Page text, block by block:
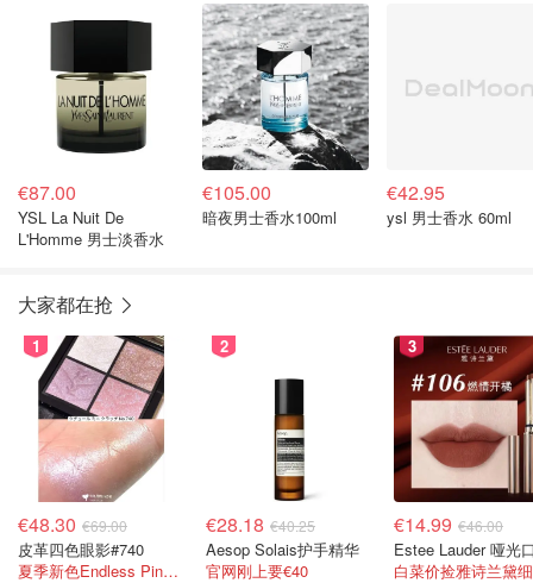
€87.00
YSL La Nuit De
L'Homme 男士淡香水
€105.00
暗夜男士香水100ml
€42.95
ysl 男士香水 60ml
大家都在抢
1
€48.30 €69.00
皮革四色眼影#740
夏季新色Endless Pink 非常仙的亮片盘！
2
€28.18 €40.25
Aesop Solais护手精华
官网刚上要€40
3
€14.99 €46.00